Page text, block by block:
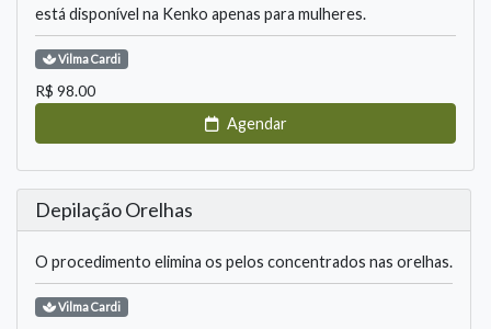
está disponível na Kenko apenas para mulheres.
VilmaCardi
R$ 98.00
Agendar
Depilação Orelhas
O procedimento elimina os pelos concentrados nas orelhas.
VilmaCardi